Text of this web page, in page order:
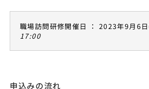
職場訪問研修開催日 ： 2023年9月6
17:00
申込みの流れ